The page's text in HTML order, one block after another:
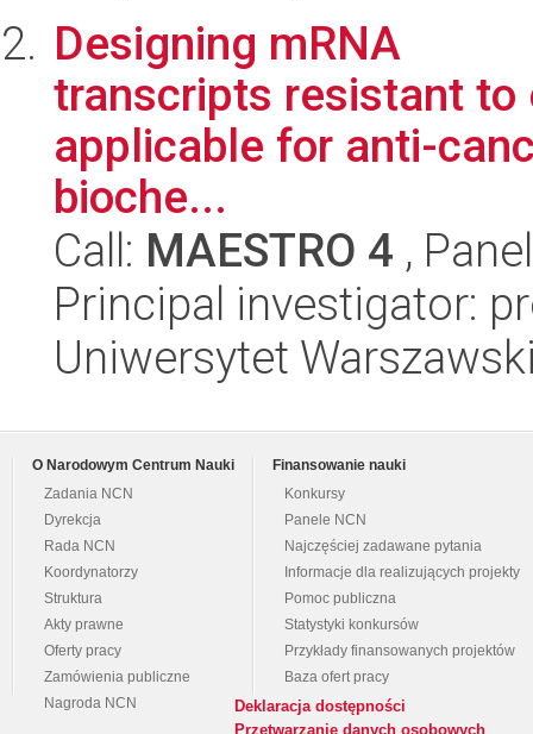
Designing mRNA
transcripts resistant to
applicable for anti-
bioche...
Call: MAESTRO 4 ,
Principal investigator:
Uniwersytet
O Narodowym Centrum Nauki
Zadania NCN
Dyrekcja
Rada NCN
Koordynatorzy
Struktura
Akty prawne
Oferty pracy
Zamówienia publiczne
Nagroda NCN
Finansowanie nauki
Konkursy
Panele NCN
Najczęściej zadawane pytania
Informacje dla realizujących projekty
Pomoc publiczna
Statystyki konkursów
Przykłady finansowanych projektów
Baza ofert pracy
Deklaracja dostępności
Przetwarzanie danych osobowych